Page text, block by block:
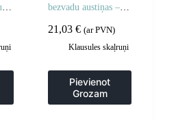
bezvadu austiņas –
21,03€ (ar PVN)
Klausules skaļruņi
Pievienot
Grozam